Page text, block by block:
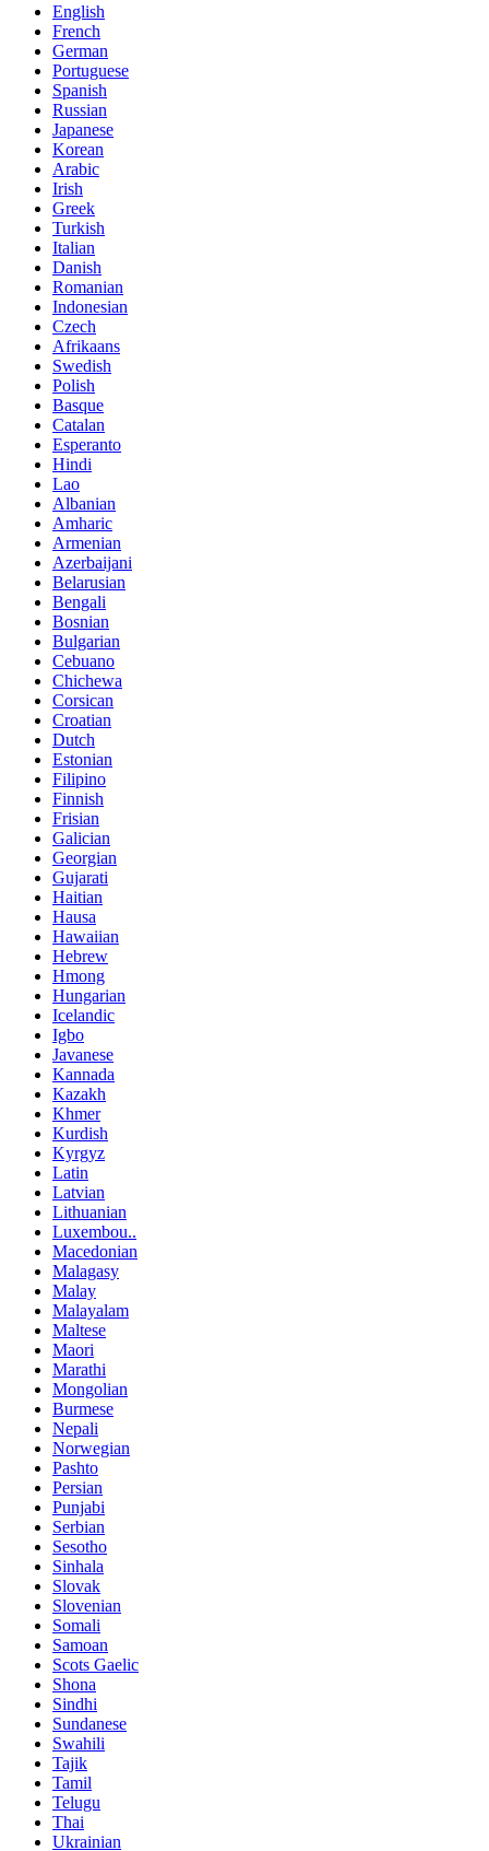
English
French
German
Portuguese
Spanish
Russian
Japanese
Korean
Arabic
Irish
Greek
Turkish
Italian
Danish
Romanian
Indonesian
Czech
Afrikaans
Swedish
Polish
Basque
Catalan
Esperanto
Hindi
Lao
Albanian
Amharic
Armenian
Azerbaijani
Belarusian
Bengali
Bosnian
Bulgarian
Cebuano
Chichewa
Corsican
Croatian
Dutch
Estonian
Filipino
Finnish
Frisian
Galician
Georgian
Gujarati
Haitian
Hausa
Hawaiian
Hebrew
Hmong
Hungarian
Icelandic
Igbo
Javanese
Kannada
Kazakh
Khmer
Kurdish
Kyrgyz
Latin
Latvian
Lithuanian
Luxembou..
Macedonian
Malagasy
Malay
Malayalam
Maltese
Maori
Marathi
Mongolian
Burmese
Nepali
Norwegian
Pashto
Persian
Punjabi
Serbian
Sesotho
Sinhala
Slovak
Slovenian
Somali
Samoan
Scots Gaelic
Shona
Sindhi
Sundanese
Swahili
Tajik
Tamil
Telugu
Thai
Ukrainian